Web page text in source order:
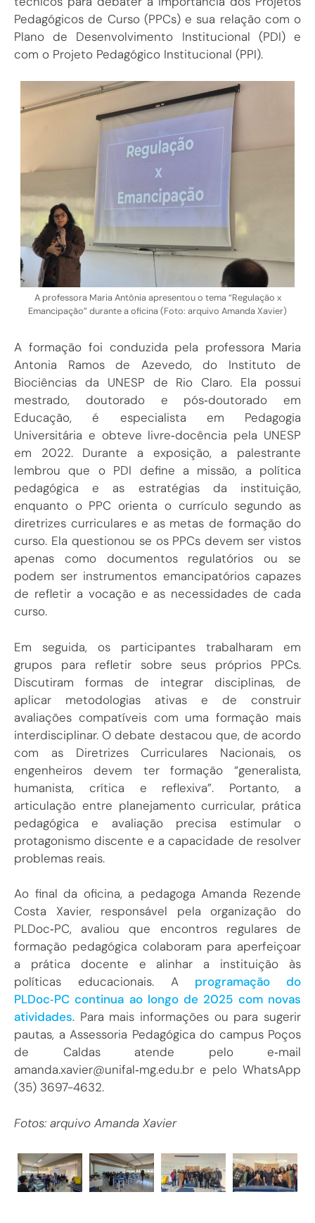
Pedagógicos de Curso (PPCs) e sua relação com o
Plano de Desenvolvimento Institucional (PDI) e
com o Projeto Pedagógico Institucional (PPI).
A professora Maria Antônia apresentou o tema “Regulação x
Emancipação” durante a oficina (Foto: arquivo Amanda Xavier)
A formação foi conduzida pela professora Maria
Antonia Ramos de Azevedo, do Instituto de
Biociências da UNESP de Rio Claro. Ela possui
mestrado, doutorado e pós‑doutorado em
Educação, é especialista em Pedagogia
Universitária e obteve livre‑docência pela UNESP
em 2022. Durante a exposição, a palestrante
lembrou que o PDI define a missão, a política
pedagógica e as estratégias da instituição,
enquanto o PPC orienta o currículo segundo as
diretrizes curriculares e as metas de formação do
curso. Ela questionou se os PPCs devem ser vistos
apenas como documentos regulatórios ou se
podem ser instrumentos emancipatórios capazes
de refletir a vocação e as necessidades de cada
curso.
Em seguida, os participantes trabalharam em
grupos para refletir sobre seus próprios PPCs.
Discutiram formas de integrar disciplinas, de
aplicar metodologias ativas e de construir
avaliações compatíveis com uma formação mais
interdisciplinar. O debate destacou que, de acordo
com as Diretrizes Curriculares Nacionais, os
engenheiros devem ter formação “generalista,
humanista, crítica e reflexiva”. Portanto, a
articulação entre planejamento curricular, prática
pedagógica e avaliação precisa estimular o
protagonismo discente e a capacidade de resolver
problemas reais.
Ao final da oficina, a pedagoga Amanda Rezende
Costa Xavier, responsável pela organização do
PLDoc‑PC, avaliou que encontros regulares de
formação pedagógica colaboram para aperfeiçoar
a prática docente e alinhar a instituição às
políticas educacionais. A programação do
PLDoc‑PC continua ao longo de 2025 com novas
atividades. Para mais informações ou para sugerir
pautas, a Assessoria Pedagógica do campus Poços
de Caldas atende pelo e‑mail
amanda.xavier@unifal‑mg.edu.br e pelo WhatsApp
(35) 3697-4632.
Fotos: arquivo Amanda Xavier